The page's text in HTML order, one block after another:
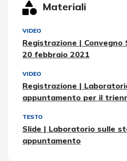
Materiali
VIDEO
Registrazione | Convegno
20 febbraio 2021
VIDEO
Registrazione |
appuntamento per il
TESTO
Slide | Laboratorio sulle
appuntamento